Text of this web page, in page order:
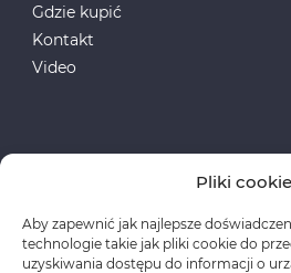
Pliki
Aby zapewnić jak najlepsze
technologie takie jak pliki cookie do
uzyskiwania dostępu do informacji o
Gdzie kupić
Kontakt
Video
Fundusze Europejskie